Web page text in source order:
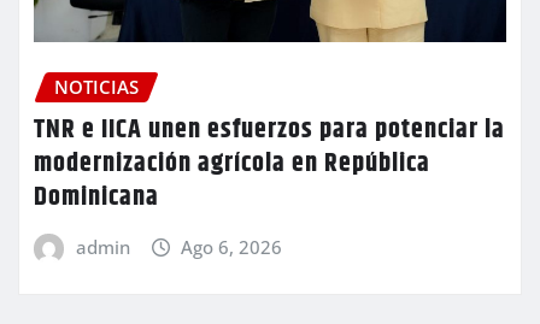
NOTICIAS
TNR e IICA unen esfuerzos para potenciar la
modernización agrícola en República
Dominicana
admin Ago 6, 2026